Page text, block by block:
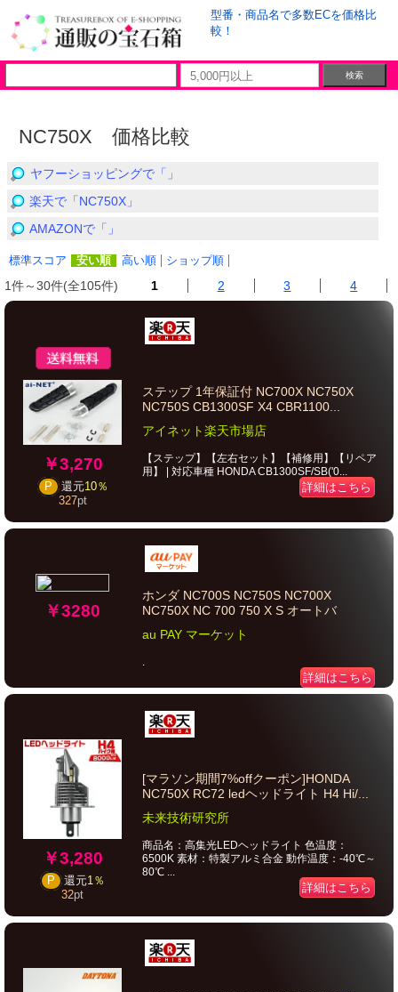
型番・商品名で多数ECを価格比
較！
NC750X 価格比較
ヤフーショッピングで「」
楽天で「NC750X」
AMAZONで「」
標準スコア 安い順 高い順 ショップ順
1件～30件(全105件) 1 2 3 4
￥3,270
P 還元10％
327pt
ステップ 1年保証付 NC700X NC750X
NC750S CB1300SF X4 CBR1100...
アイネット楽天市場店
【ステップ】【左右セット】【補修用】【リペア
用】 | 対応車種 HONDA CB1300SF/SB('0...
詳細はこちら
￥3280
ホンダ NC700S NC750S NC700X
NC750X NC 700 750 X S オートバ
au PAY マーケット
.
詳細はこちら
￥3,280
P 還元1％
32pt
[マラソン期間7%offクーポン]HONDA
NC750X RC72 ledヘッドライト H4 Hi/...
未来技術研究所
商品名：高集光LEDヘッドライト 色温度：
6500K 素材：特製アルミ合金 動作温度：-40℃～
80℃ ...
詳細はこちら